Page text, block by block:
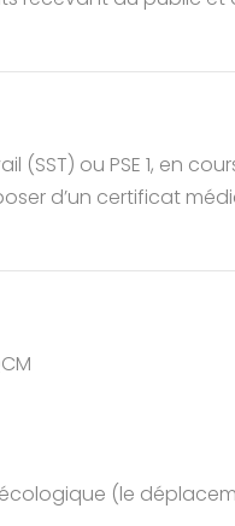
(SST) ou PSE 1, en
d’un certificat
(le